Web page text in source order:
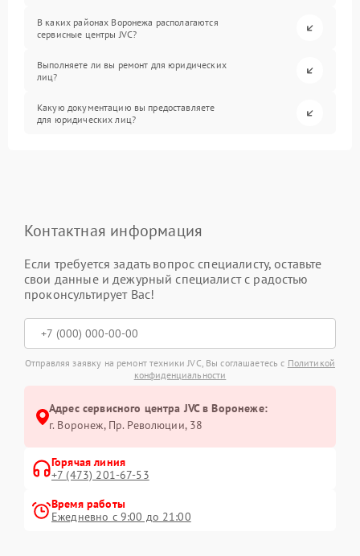
В каких районах Воронежа располагаются
сервисные центры JVC?
Выполняете ли вы ремонт для юридических
лиц?
Какую документацию вы предоставляете
для юридических лиц?
Контактная информация
Если требуется задать вопрос специалисту, оставьте
свои данные и дежурный специалист с радостью
проконсультирует Вас!
Отправляя заявку на ремонт техники JVC, Вы соглашаетесь с Политикой
конфиденциальности
Адрес сервисного центра JVC в Воронеже:
г. Воронеж, Пр. Революции, 38
Горячая линия
+7 (473) 201-67-53
Время работы
Ежедневно с 9:00 до 21:00